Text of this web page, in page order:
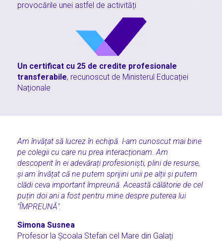
provocările unei astfel de activități
Un certificat cu 25 de credite profesionale
transferabile, recunoscut de Ministerul Educației
Naționale
Am învățat să lucrez în echipă. I-am cunoscut mai bine
pe colegii cu care nu prea interacționam. Am
descoperit în ei adevărați profesioniști, plini de resurse,
și am învățat că ne putem sprijini unii pe alții și putem
clădi ceva important împreună. Această călătorie de cel
puțin doi ani a fost pentru mine despre puterea lui
"ÎMPREUNĂ".
Simona Susnea
Profesor la Școala Stefan cel Mare din Galați